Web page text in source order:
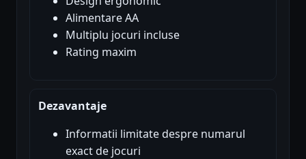
Alimentare AA
Multiplu jocuri incluse
Rating maxim
Dezavantaje
Informatii limitate despre numarul
exact de jocuri